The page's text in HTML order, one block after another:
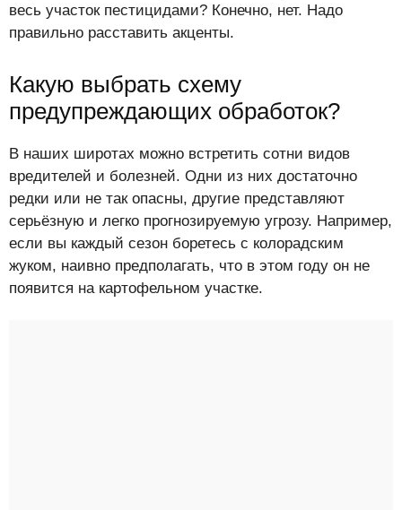
весь участок пестицидами? Конечно, нет. Надо
правильно расставить акценты.
Какую выбрать схему
предупреждающих обработок?
В наших широтах можно встретить сотни видов
вредителей и болезней. Одни из них достаточно
редки или не так опасны, другие представляют
серьёзную и легко прогнозируемую угрозу. Например,
если вы каждый сезон боретесь с колорадским
жуком, наивно предполагать, что в этом году он не
появится на картофельном участке.